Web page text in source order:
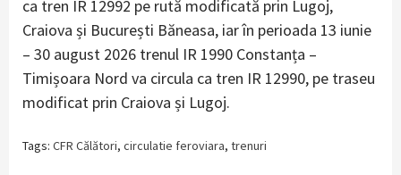
ca tren IR 12992 pe rută modificată prin Lugoj,
Craiova și București Băneasa, iar în perioada 13 iunie
– 30 august 2026 trenul IR 1990 Constanța –
Timișoara Nord va circula ca tren IR 12990, pe traseu
modificat prin Craiova și Lugoj.
Tags: CFR Călători, circulatie feroviara, trenuri